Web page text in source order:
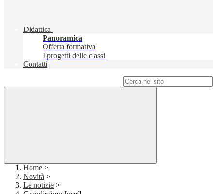
Didattica
Panoramica
Offerta formativa
I progetti delle classi
Contatti
Home >
Novità >
Le notizie >